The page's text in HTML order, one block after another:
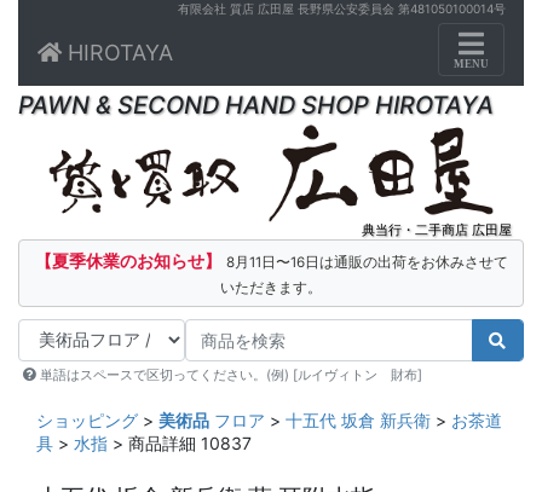
有限会社 質店 広田屋 長野県公安委員会 第481050100014号
HIROTAYA
Toggle
MENU
PAWN & SECOND HAND SHOP HIROTAYA
典当行・二手商店 広田屋
【夏季休業のお知らせ】
8月11日〜16日は通販の出荷をお休みさせて
いただきます。
単語はスペースで区切ってください。(例) [ルイヴィトン 財布]
ショッピング > 美術品 フロア > 十五代 坂倉 新兵衛 > お茶道
具 > 水指 > 商品詳細 10837